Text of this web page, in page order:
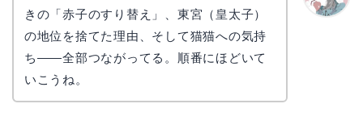
きの「赤子のすり替え」、東宮（皇太子）
の地位を捨てた理由、そして猫猫への気持
ち——全部つながってる。順番にほどいて
いこうね。